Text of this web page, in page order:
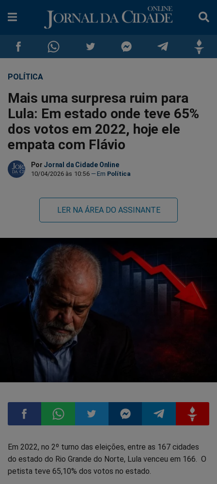
Compartilhar
no
Facebook
Compartilhar
no
Whatsapp
no
Twitter
no
Messenger
no
Telegram
no
POLÍTICA
Mais uma surpresa ruim para
Lula: Em estado onde teve 65%
dos votos em 2022, hoje ele
empata com Flávio
Por Jornal da Cidade Online
10/04/2026 às 10:56 Política
LER NA ÁREA DO ASSINANTE
Compartilhar
no
Compartilhar
no
Compartilhar
no
Compartilhar
no
Compartilhar
Em 2022, no 2º turno das eleições, entre as 167 cidades
do estado do Rio Grande do Norte, Lula venceu em 166. O
petista teve 65,10% dos votos no estado.